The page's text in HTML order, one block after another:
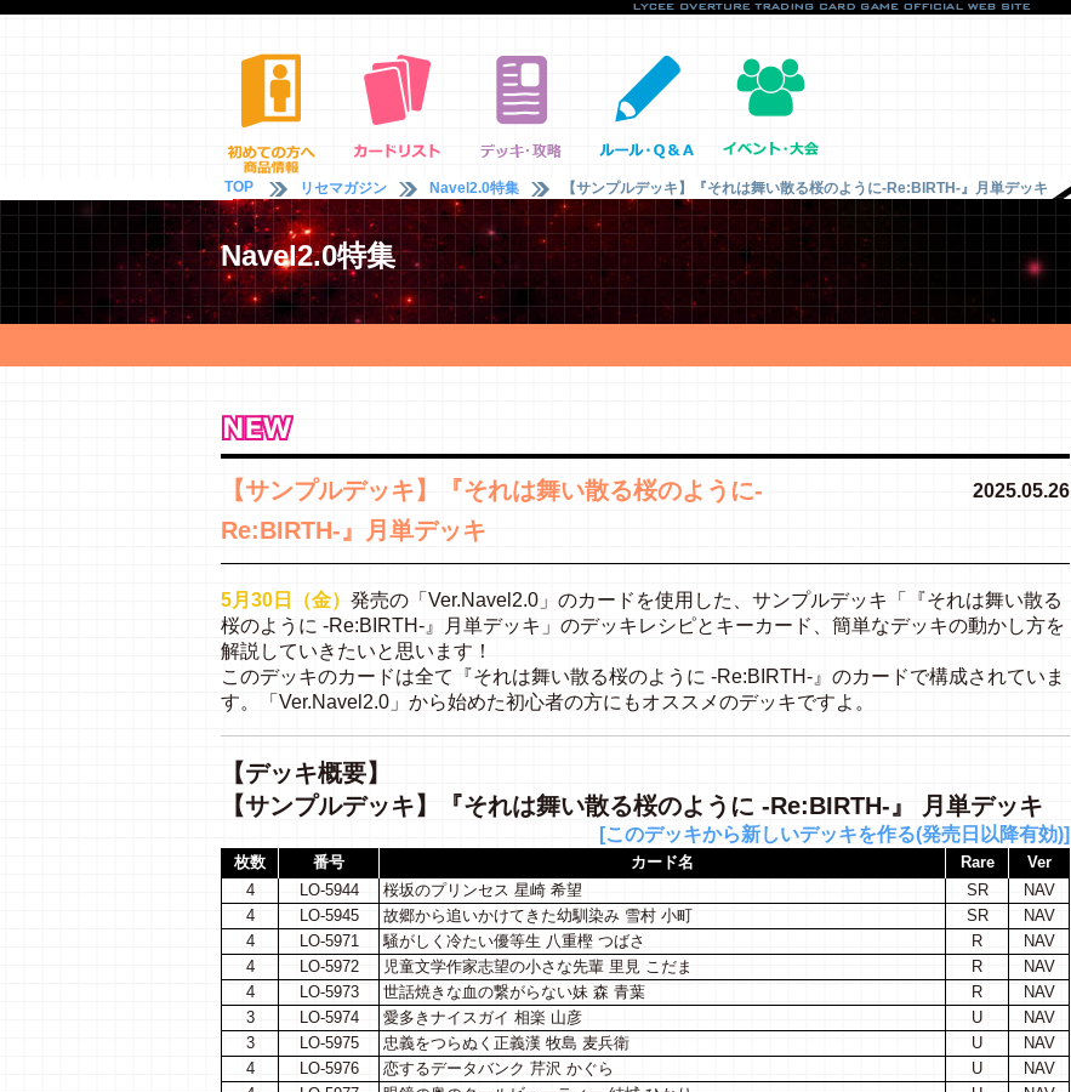
TOP リセマガジン Navel2.0特集 【サンプルデッキ】『それは舞い散る桜のように-Re:BIRTH-』月単デッキ
Navel2.0特集
【サンプルデッキ】『それは舞い散る桜のように-
Re:BIRTH-』月単デッキ
2025.05.26
5月30日（金） 発売の「Ver.Navel2.0」のカードを使用した、サンプルデッキ「『それは舞い散る
桜のように -Re:BIRTH-』月単デッキ」のデッキレシピとキーカード、簡単なデッキの動かし方を
解説していきたいと思います！
このデッキのカードは全て『それは舞い散る桜のように -Re:BIRTH-』のカードで構成されていま
す。「Ver.Navel2.0」から始めた初心者の方にもオススメのデッキですよ。
【デッキ概要】
【サンプルデッキ】『それは舞い散る桜のように -Re:BIRTH-』 月単デッキ
[このデッキから新しいデッキを作る(発売日以降有効)]
枚数 番号 カード名 Rare
Ver
4
LO-5944 桜坂のプリンセス 星崎 希望 SR
NAV
4
LO-5945 故郷から追いかけてきた幼馴染み 雪村 小町 SR
NAV
4
LO-5971 騒がしく冷たい優等生 八重樫 つばさ R
NAV
4
LO-5972 児童文学作家志望の小さな先輩 里見 こだま R
NAV
4
LO-5973 世話焼きな血の繋がらない妹 森 青葉 R
NAV
3
LO-5974 愛多きナイスガイ 相楽 山彦 U
NAV
3
LO-5975 忠義をつらぬく正義漢 牧島 麦兵衛 U
NAV
4
LO-5976 恋するデータバンク 芹沢 かぐら U
NAV